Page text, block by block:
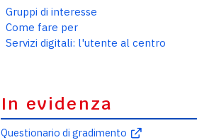
Gruppi di interesse
Come fare per
Servizi digitali: l'utente al centro
In evidenza
Questionario di gradimento